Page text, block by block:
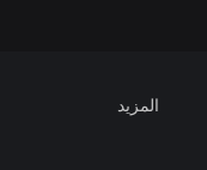
المزيد